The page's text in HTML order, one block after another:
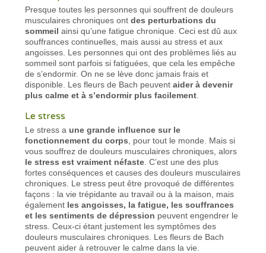
Presque toutes les personnes qui souffrent de douleurs
musculaires chroniques ontdes perturbations du
sommeil ainsi qu’une fatigue chronique. Ceci est dû aux
souffrances continuelles, mais aussi au stress et aux
angoisses. Les personnes qui ont des problèmes liés au
sommeil sont parfois si fatiguées, que cela les empêche
de s’endormir. On ne se lève donc jamais frais et
disponible. Les fleurs de Bach peuventaider à devenir
plus calme et à s’endormir plus facilement
Le stress
Le stress a une grande influence sur le
fonctionnement du corps , pour tout le monde. Mais si
vous souffrez de douleurs musculaires chroniques, alors
le stress est vraiment néfaste . C’est une des plus
fortes conséquences et causes des douleurs musculaires
chroniques. Le stress peut être provoqué de différentes
façons : la vie trépidante au travail ou à la maison, mais
également les angoisses, la fatigue, les souffrances
et les sentiments de dépression peuvent engendrer le
stress. Ceux-ci étant justement les symptômes des
douleurs musculaires chroniques. Les fleurs de Bach
peuvent aider à retrouver le calme dans la vie.